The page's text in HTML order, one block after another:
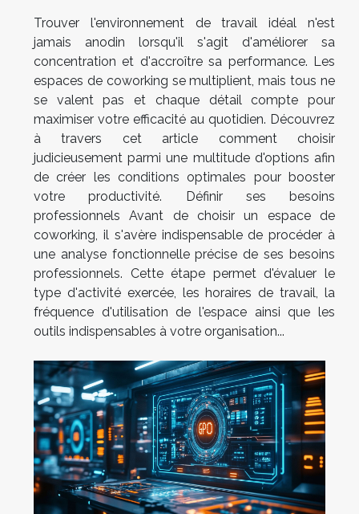
Trouver l'environnement de travail idéal n'est
jamais anodin lorsqu'il s'agit d'améliorer sa
concentration et d'accroître sa performance. Les
espaces de coworking se multiplient, mais tous ne
se valent pas et chaque détail compte pour
maximiser votre efficacité au quotidien. Découvrez
à travers cet article comment choisir
judicieusement parmi une multitude d'options afin
de créer les conditions optimales pour booster
votre productivité. Définir ses besoins
professionnels Avant de choisir un espace de
coworking, il s'avère indispensable de procéder à
une analyse fonctionnelle précise de ses besoins
professionnels. Cette étape permet d'évaluer le
type d'activité exercée, les horaires de travail, la
fréquence d'utilisation de l'espace ainsi que les
outils indispensables à votre organisation...